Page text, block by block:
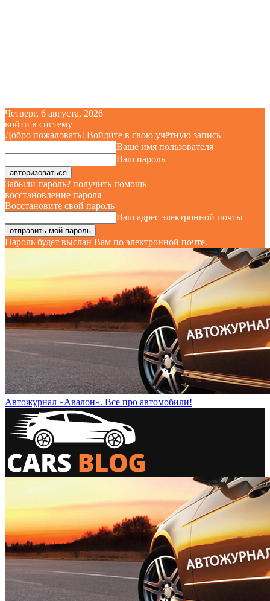
Четверг, 6 августа, 2026
войти в систему
Добро пожаловать! Войдите в свою учётную запись
Ваше имя пользователя
Ваш пароль
Забыли пароль? получить помощь
восстановление пароля
Восстановите свой пароль
Ваш адрес электронной почты
Пароль будет выслан Вам по электронной почте.
Автожурнал «Авалон». Все про автомобили!